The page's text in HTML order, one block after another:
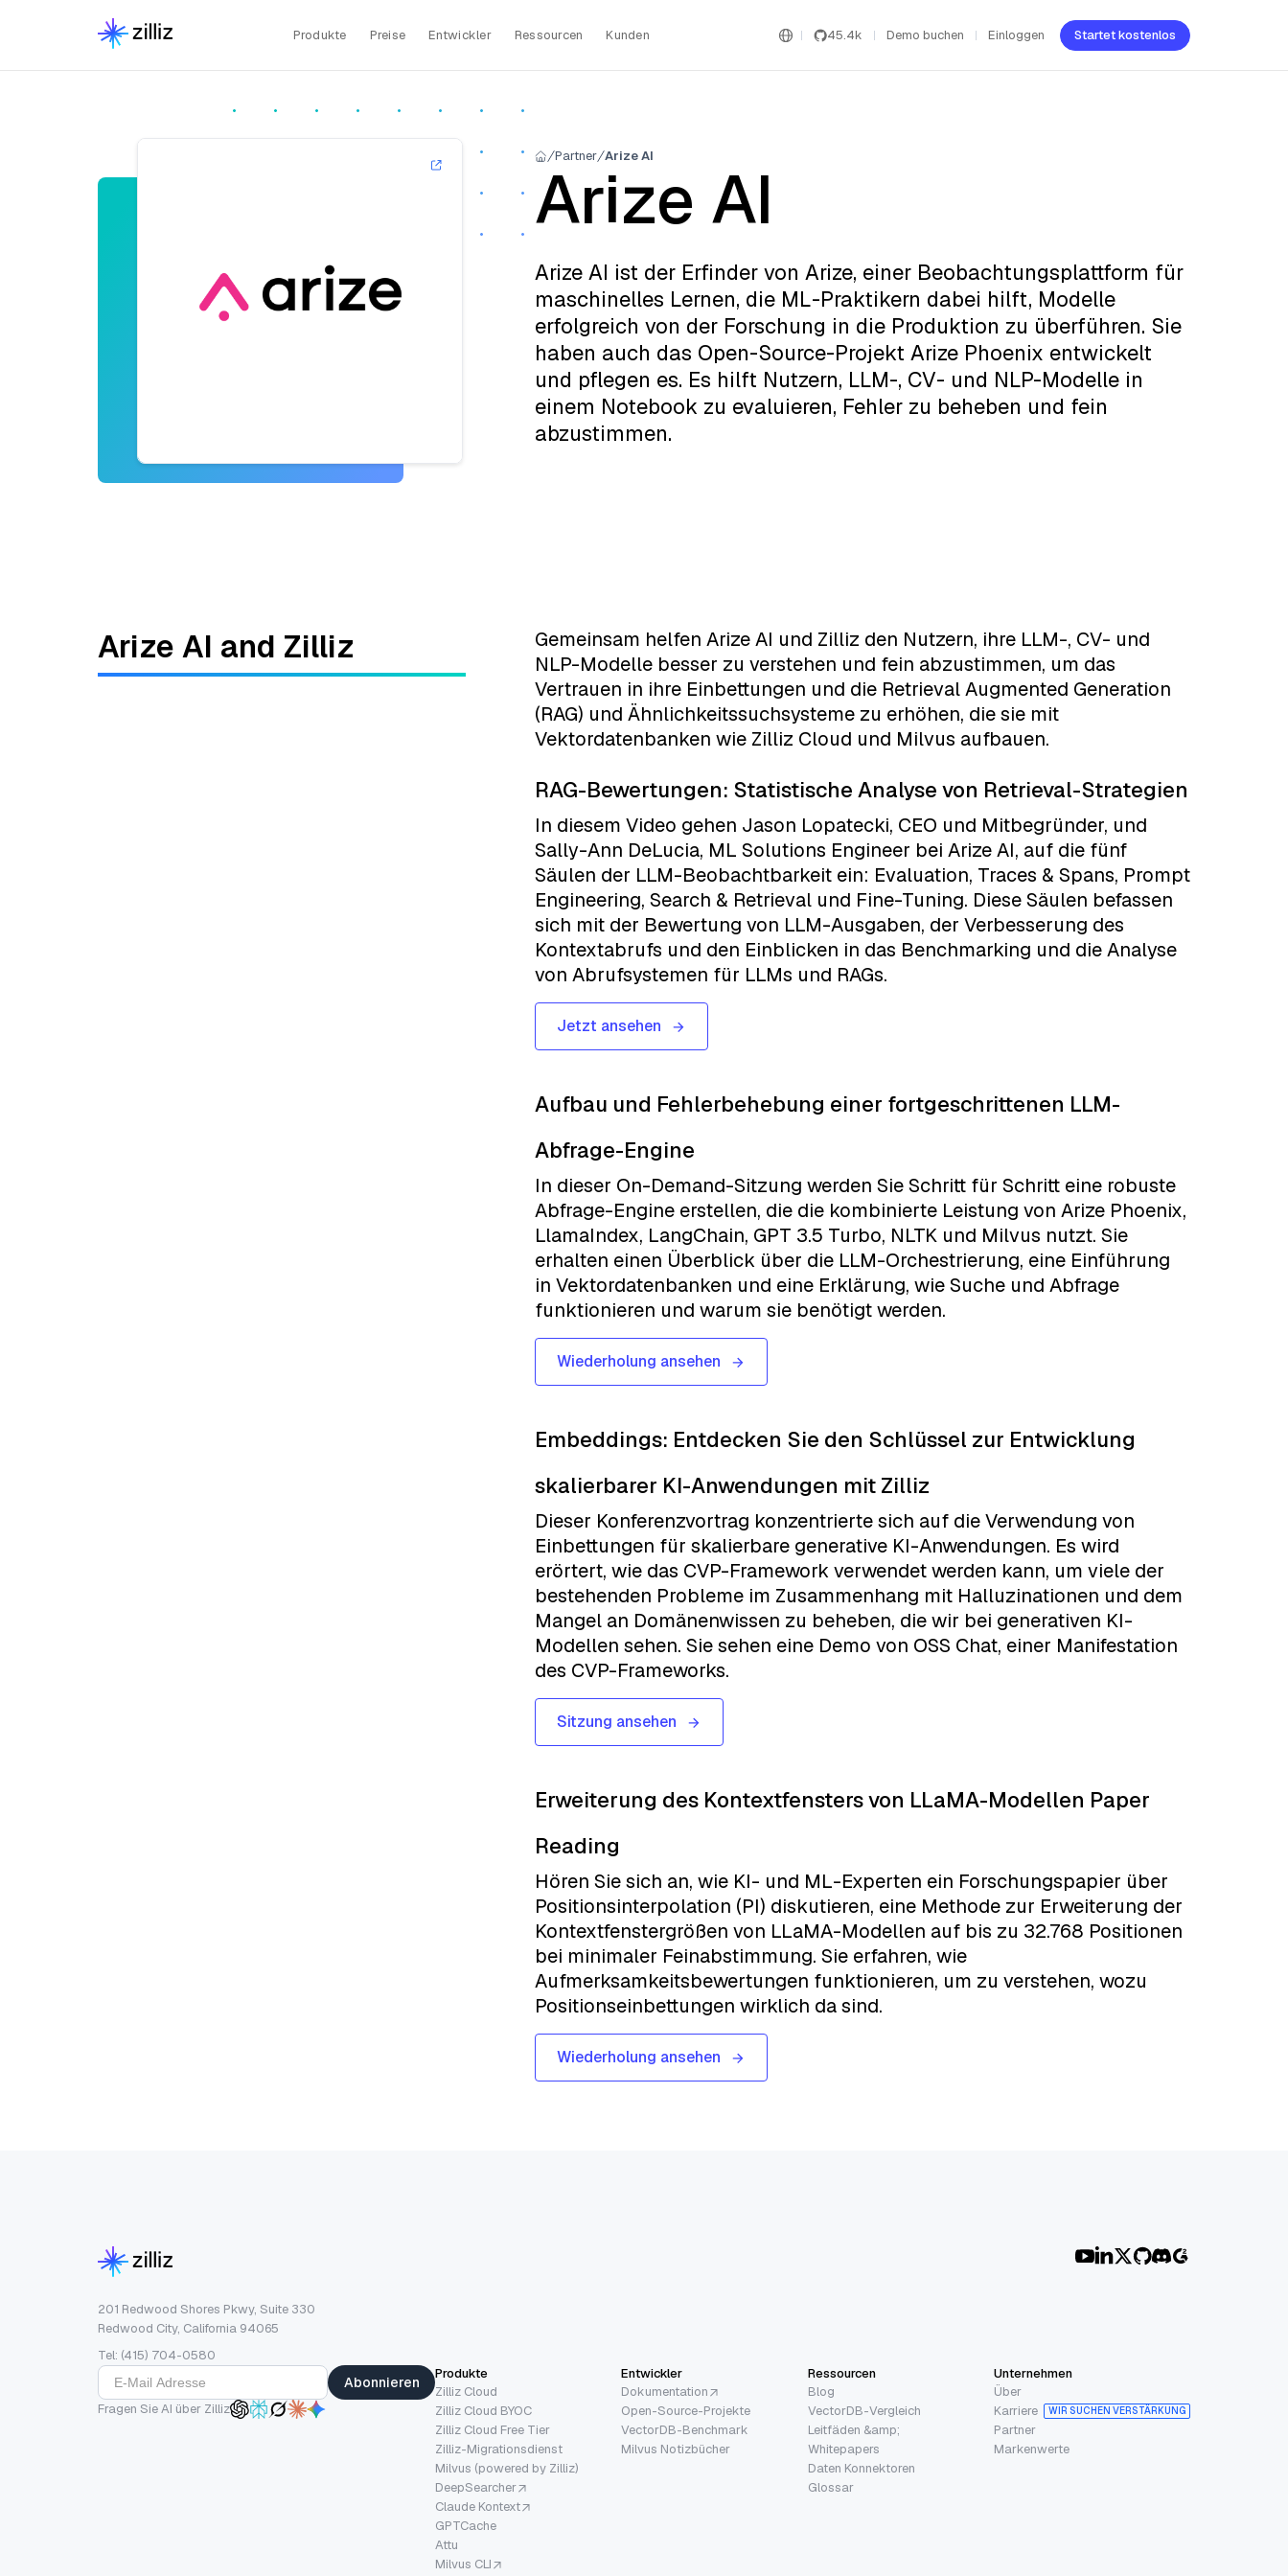
Produkte Preise Entwickler Ressourcen Kunden 45.4k Demo buchen Einloggen Startet kostenlos
Partner Arize AI
Arize AI
Arize AI ist der Erfinder von Arize, einer Beobachtungsplattform für
maschinelles Lernen, die ML-Praktikern dabei hilft, Modelle
erfolgreich von der Forschung in die Produktion zu überführen. Sie
haben auch das Open-Source-Projekt Arize Phoenix entwickelt
und pflegen es. Es hilft Nutzern, LLM-, CV- und NLP-Modelle in
einem Notebook zu evaluieren, Fehler zu beheben und fein
abzustimmen.
Arize AI and Zilliz
Gemeinsam helfen Arize AI und Zilliz den Nutzern, ihre LLM-, CV- und
NLP-Modelle besser zu verstehen und fein abzustimmen, um das
Vertrauen in ihre Einbettungen und die Retrieval Augmented Generation
(RAG) und Ähnlichkeitssuchsysteme zu erhöhen, die sie mit
Vektordatenbanken wie Zilliz Cloud und Milvus aufbauen.
RAG-Bewertungen: Statistische Analyse von Retrieval-Strategien
In diesem Video gehen Jason Lopatecki, CEO und Mitbegründer, und
Sally-Ann DeLucia, ML Solutions Engineer bei Arize AI, auf die fünf
Säulen der LLM-Beobachtbarkeit ein: Evaluation, Traces & Spans, Prompt
Engineering, Search & Retrieval und Fine-Tuning. Diese Säulen befassen
sich mit der Bewertung von LLM-Ausgaben, der Verbesserung des
Kontextabrufs und den Einblicken in das Benchmarking und die Analyse
von Abrufsystemen für LLMs und RAGs.
Jetzt ansehen
Aufbau und Fehlerbehebung einer fortgeschrittenen LLM-
Abfrage-Engine
In dieser On-Demand-Sitzung werden Sie Schritt für Schritt eine robuste
Abfrage-Engine erstellen, die die kombinierte Leistung von Arize Phoenix,
LlamaIndex, LangChain, GPT 3.5 Turbo, NLTK und Milvus nutzt. Sie
erhalten einen Überblick über die LLM-Orchestrierung, eine Einführung
in Vektordatenbanken und eine Erklärung, wie Suche und Abfrage
funktionieren und warum sie benötigt werden.
Wiederholung ansehen
Embeddings: Entdecken Sie den Schlüssel zur Entwicklung
skalierbarer KI-Anwendungen mit Zilliz
Dieser Konferenzvortrag konzentrierte sich auf die Verwendung von
Einbettungen für skalierbare generative KI-Anwendungen. Es wird
erörtert, wie das CVP-Framework verwendet werden kann, um viele der
bestehenden Probleme im Zusammenhang mit Halluzinationen und dem
Mangel an Domänenwissen zu beheben, die wir bei generativen KI-
Modellen sehen. Sie sehen eine Demo von OSS Chat, einer Manifestation
des CVP-Frameworks.
Sitzung ansehen
Erweiterung des Kontextfensters von LLaMA-Modellen Paper
Reading
Hören Sie sich an, wie KI- und ML-Experten ein Forschungspapier über
Positionsinterpolation (PI) diskutieren, eine Methode zur Erweiterung der
Kontextfenstergrößen von LLaMA-Modellen auf bis zu 32.768 Positionen
bei minimaler Feinabstimmung. Sie erfahren, wie
Aufmerksamkeitsbewertungen funktionieren, um zu verstehen, wozu
Positionseinbettungen wirklich da sind.
Wiederholung ansehen
201 Redwood Shores Pkwy, Suite 330
Redwood City, California 94065
Tel: (415) 704-0580
Abonnieren
Fragen Sie AI über Zilliz
Produkte
Zilliz Cloud
Zilliz Cloud BYOC
Zilliz Cloud Free Tier
Zilliz-Migrationsdienst
Milvus (powered by Zilliz)
DeepSearcher
Claude Kontext
GPTCache
Attu
Milvus CLI
Entwickler
Dokumentation
Open-Source-Projekte
VectorDB-Benchmark
Milvus Notizbücher
Ressourcen
Blog
VectorDB-Vergleich
Leitfäden &amp;
Whitepapers
Daten Konnektoren
Glossar
Unternehmen
Über
Karriere
WIR SUCHEN VERSTÄRKUNG
Partner
Markenwerte